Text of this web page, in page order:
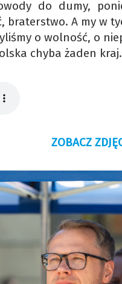
do dumy,
braterstwo. A my w
o wolność, o
chyba żaden kraj.
ZOBACZ